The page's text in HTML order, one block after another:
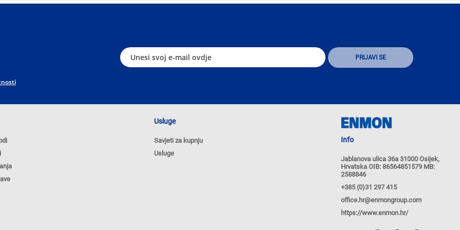
Usluge
Savjeti za kupnju
Usluge
Info
Jablanova ulica 36a 31000 Osijek,
Hrvatska OIB: 86564851579 MB:
2588846
+385 (0)31 297 415
office.hr@enmongroup.com
https://www.enmon.hr/